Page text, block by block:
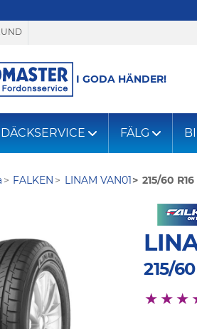
I GODA HÄNDER!
DÄCKSERVICE FÄLG
FALKEN LINAM VAN01 215/60 R16
215/